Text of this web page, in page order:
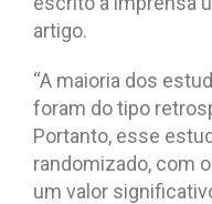
artigo.
“A maioria dos
foram do tipo
Portanto, esse
randomizado, com
um valor